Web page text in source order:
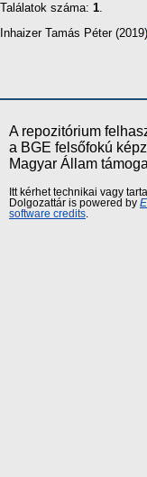
Találatok száma: 1.
Inhaizer Tamás Péter (2019)
A repozitórium
a BGE felsőfokú
Magyar Állam
Itt kérhet technikai vagy
Dolgozattár is powered by
software credits